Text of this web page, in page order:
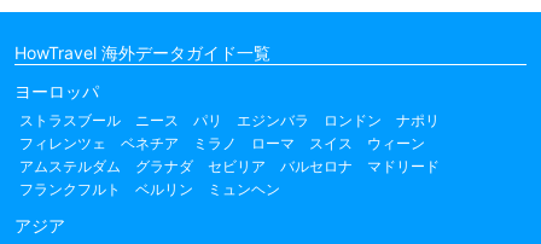
HowTravel 海外データガイド一覧
ヨーロッパ
ストラスブール ニース パリ エジンバラ ロンドン
ナポリ
フィレンツェ
ベネチア ミラノ ローマ スイス
ウィーン
アムステルダム
グラナダ セビリア バルセロナ
マドリード
フランクフルト
ベルリン ミュンヘン
アジア